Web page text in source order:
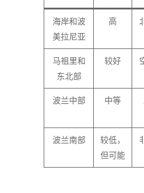
海岸和波
美拉尼亚
高
马祖里和
东北部
较好
波兰中部 中等
波兰南部
较低，
但可能